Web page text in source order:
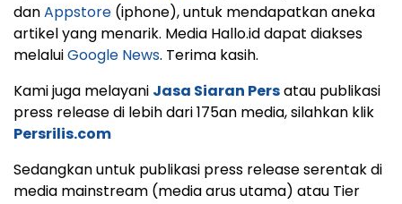
danAppstore (iphone), untuk mendapatkan aneka
artikel yang menarik. Media Hallo.id dapat diakses
melaluiGoogle News. Terima kasih.
Kami juga melayani Jasa Siaran Persatau publikasi
press release di lebih dari 175an media, silahkan klik
Persrilis.com
Sedangkan untuk publikasi press release serentak di
media mainstream (media arus utama) atau Tier